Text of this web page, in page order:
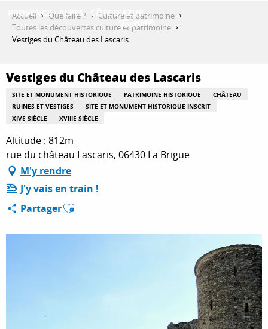
contenu
QUE FAIRE ?
SÉJOURNER
ESPACE PRO
Accueil Que faire ?
Culture et patrimoine
Toutes les découvertes culture et patrimoine
Vestiges du Château des Lascaris
Vestiges du Château des Lascaris
SITE ET MONUMENT HISTORIQUE PATRIMOINE HISTORIQUE
CHÂTEAU
RUINES ET VESTIGES
SITE ET MONUMENT HISTORIQUE INSCRIT
XIVE SIÈCLE
XVIIIE SIÈCLE
Altitude : 812m
rue du château Lascaris, 06430 La Brigue
M'y rendre
J'y vais en train !
PartagerAjouter aux favoris